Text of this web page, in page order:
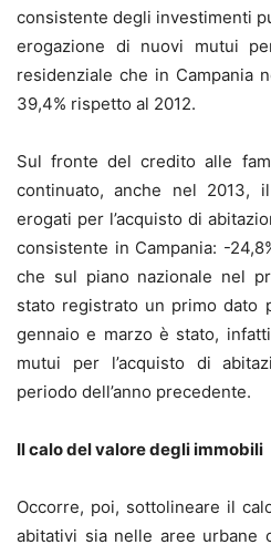
consistente degli investimenti
erogazione di nuovi mutui
residenziale che in Campania
39,4% rispetto al 2012.
Sul fronte del credito alle
continuato, anche nel 2013,
erogati per l’acquisto di
consistente in Campania: -
che sul piano nazionale nel
stato registrato un primo dato
gennaio e marzo è stato,
mutui per l’acquisto di
periodo dell’anno precedente.
Il calo del valore degli immobili
Occorre, poi, sottolineare il
abitativi sia nelle aree urbane